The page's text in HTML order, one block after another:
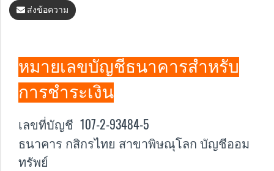
ส่งข้อความ
หมายเลขบัญชีธนาคารสำหรับ
การชำระเงิน
เลขที่บัญชี 107-2-93484-5
ธนาคาร กสิกรไทย สาขาพิษณุโลก บัญชีออม
ทรัพย์